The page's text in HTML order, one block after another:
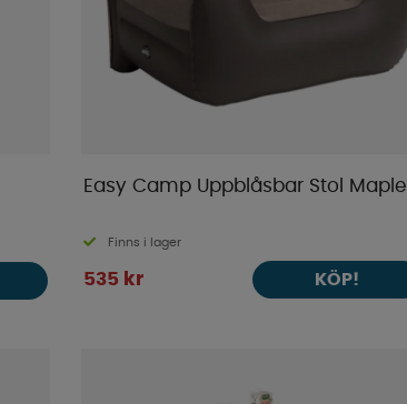
Easy Camp Uppblåsbar Stol Maple
Finns i lager
535 kr KÖP!